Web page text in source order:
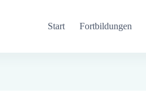
Start Fortbildungen